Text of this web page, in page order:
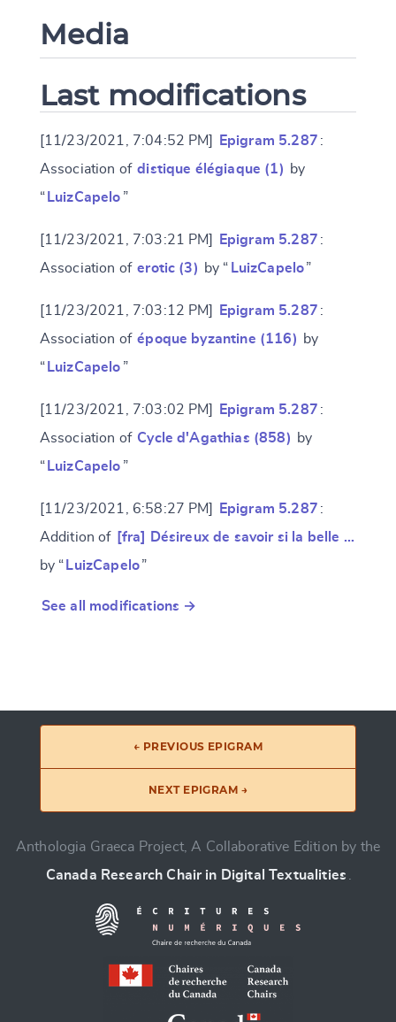
Media
Last modifications
[11/23/2021, 7:04:52 PM] Epigram 5.287 :
Association of distique élégiaque (1)
by
“ LuizCapelo ”
[11/23/2021, 7:03:21 PM] Epigram 5.287 :
Association of erotic (3) by “ LuizCapelo”
[11/23/2021, 7:03:12 PM] Epigram 5.287 :
Association of époque byzantine (116)
by
“ LuizCapelo ”
[11/23/2021, 7:03:02 PM] Epigram 5.287 :
Association of Cycle d'Agathias (858)
by
“ LuizCapelo ”
[11/23/2021, 6:58:27 PM] Epigram 5.287 :
Addition of [fra] Désireux de savoir si la belle …
by “ LuizCapelo”
See all modifications →
← PREVIOUS EPIGRAM
NEXT EPIGRAM →
Anthologia Graeca Project, A Collaborative Edition by the
Canada Research Chair in Digital Textualities